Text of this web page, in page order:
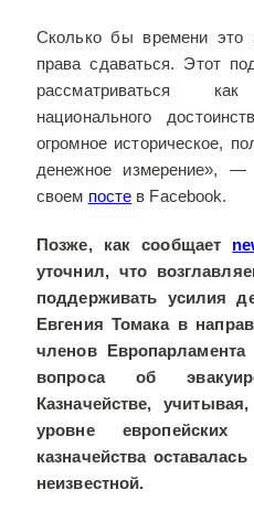
Сколько бы времени
права сдаваться. Этот
рассматриваться
национального
огромное историческое,
денежное измерение»,
своем посте в Facebook.
Позже, как сообщает
уточнил, что
поддерживать усилия
Евгения Томака в
членов Европарламента
вопроса об
Казначействе,
уровне европейских
казначейства
неизвестной.